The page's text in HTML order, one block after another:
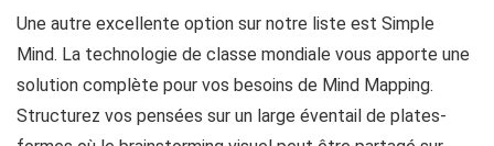
Une autre excellente option sur notre liste est Simple
Mind. La technologie de classe mondiale vous apporte une
solution complète pour vos besoins de Mind Mapping.
Structurez vos pensées sur un large éventail de plates-